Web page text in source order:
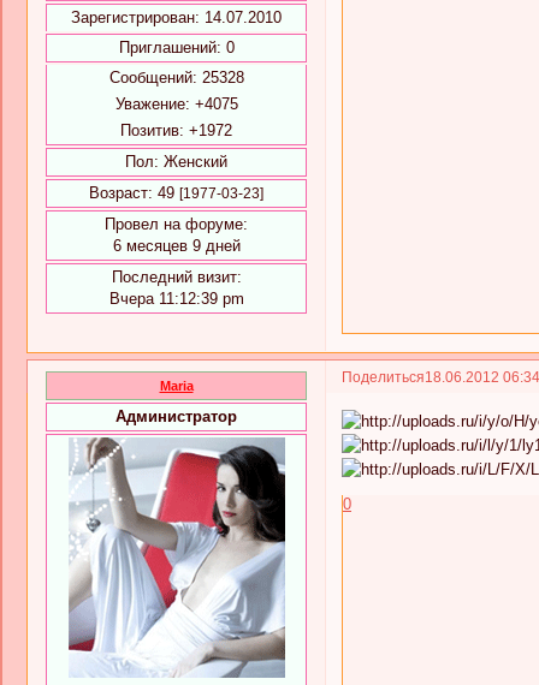
Зарегистрирован: 14.07.2010
Приглашений: 0
Сообщений: 25328
Уважение: +4075
Позитив: +1972
Пол: Женский
Возраст: 49 [1977-03-23]
Провел на форуме:
6 месяцев 9 дней
Последний визит:
Вчера 11:12:39 pm
Поделиться18.06.2012
Maria
Администратор
0